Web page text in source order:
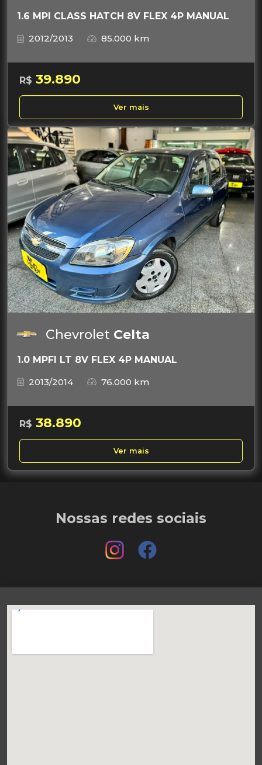
1.6 MPI CLASS HATCH 8V FLEX 4P MANUAL
2012/2013
85.000 km
R$ 39.890
Ver mais
Chevrolet Celta
1.0 MPFI LT 8V FLEX 4P MANUAL
2013/2014
76.000 km
R$ 38.890
Ver mais
Nossas redes sociais